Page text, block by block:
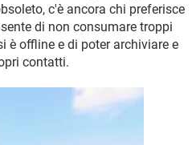
c'è ancora chi preferisce
di non consumare troppi
è offline e di poter archiviare e
contatti.